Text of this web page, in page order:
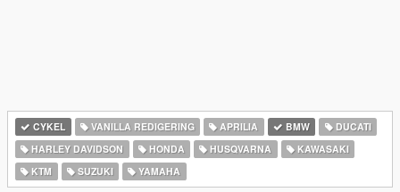
CYKEL VANILLA REDIGERING APRILIA BMW
DUCATI
HARLEY DAVIDSON
HONDA HUSQVARNA
KAWASAKI
KTM
SUZUKI YAMAHA